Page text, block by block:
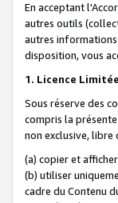
En acceptant
autres outils
autres informations
disposition, vous
1. Licence
Sous réserve des
compris la
non exclusive,
(a) copier et
(b) utiliser
cadre du Contenu